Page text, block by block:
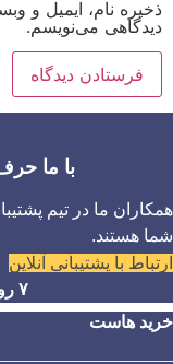
ذخیره نام، ایمیل و
دیدگاهی می‌نویسم.
با ما
همکاران ما در تیم
شما هستند.
ارتباط با پشتیبانی آنلاین
۷ روز هفته × ۲۴ ساعت روز
خرید هاست